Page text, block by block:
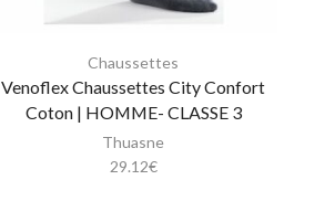
Chaussettes
Venoflex Chaussettes City Confort
Coton | HOMME- CLASSE 3
Thuasne
29.12€